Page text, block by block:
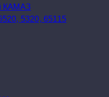
КАМАЗ
5320, 65115